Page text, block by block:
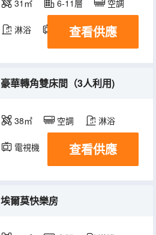
31㎡ 6-11層 空調
淋浴 電視機 冰箱
查看供應
豪華轉角雙床間（3人利用)
38㎡ 空調 淋浴
電視機 冰箱
查看供應
埃爾莫快樂房